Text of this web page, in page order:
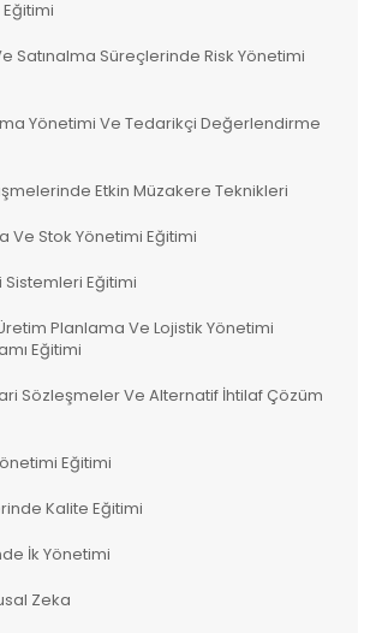
Satınalma Süreçlerinde Risk Yönetimi
Yönetimi Ve Tedarikçi Değerlendirme
Etkin Müzakere Teknikleri
Ve Stok Yönetimi Eğitimi
Eğitimi
Planlama Ve Lojistik Yönetimi
Eğitimi
Sözleşmeler Ve Alternatif İhtilaf Çözüm
Eğitimi
Kalite Eğitimi
İk Yönetimi
Zeka